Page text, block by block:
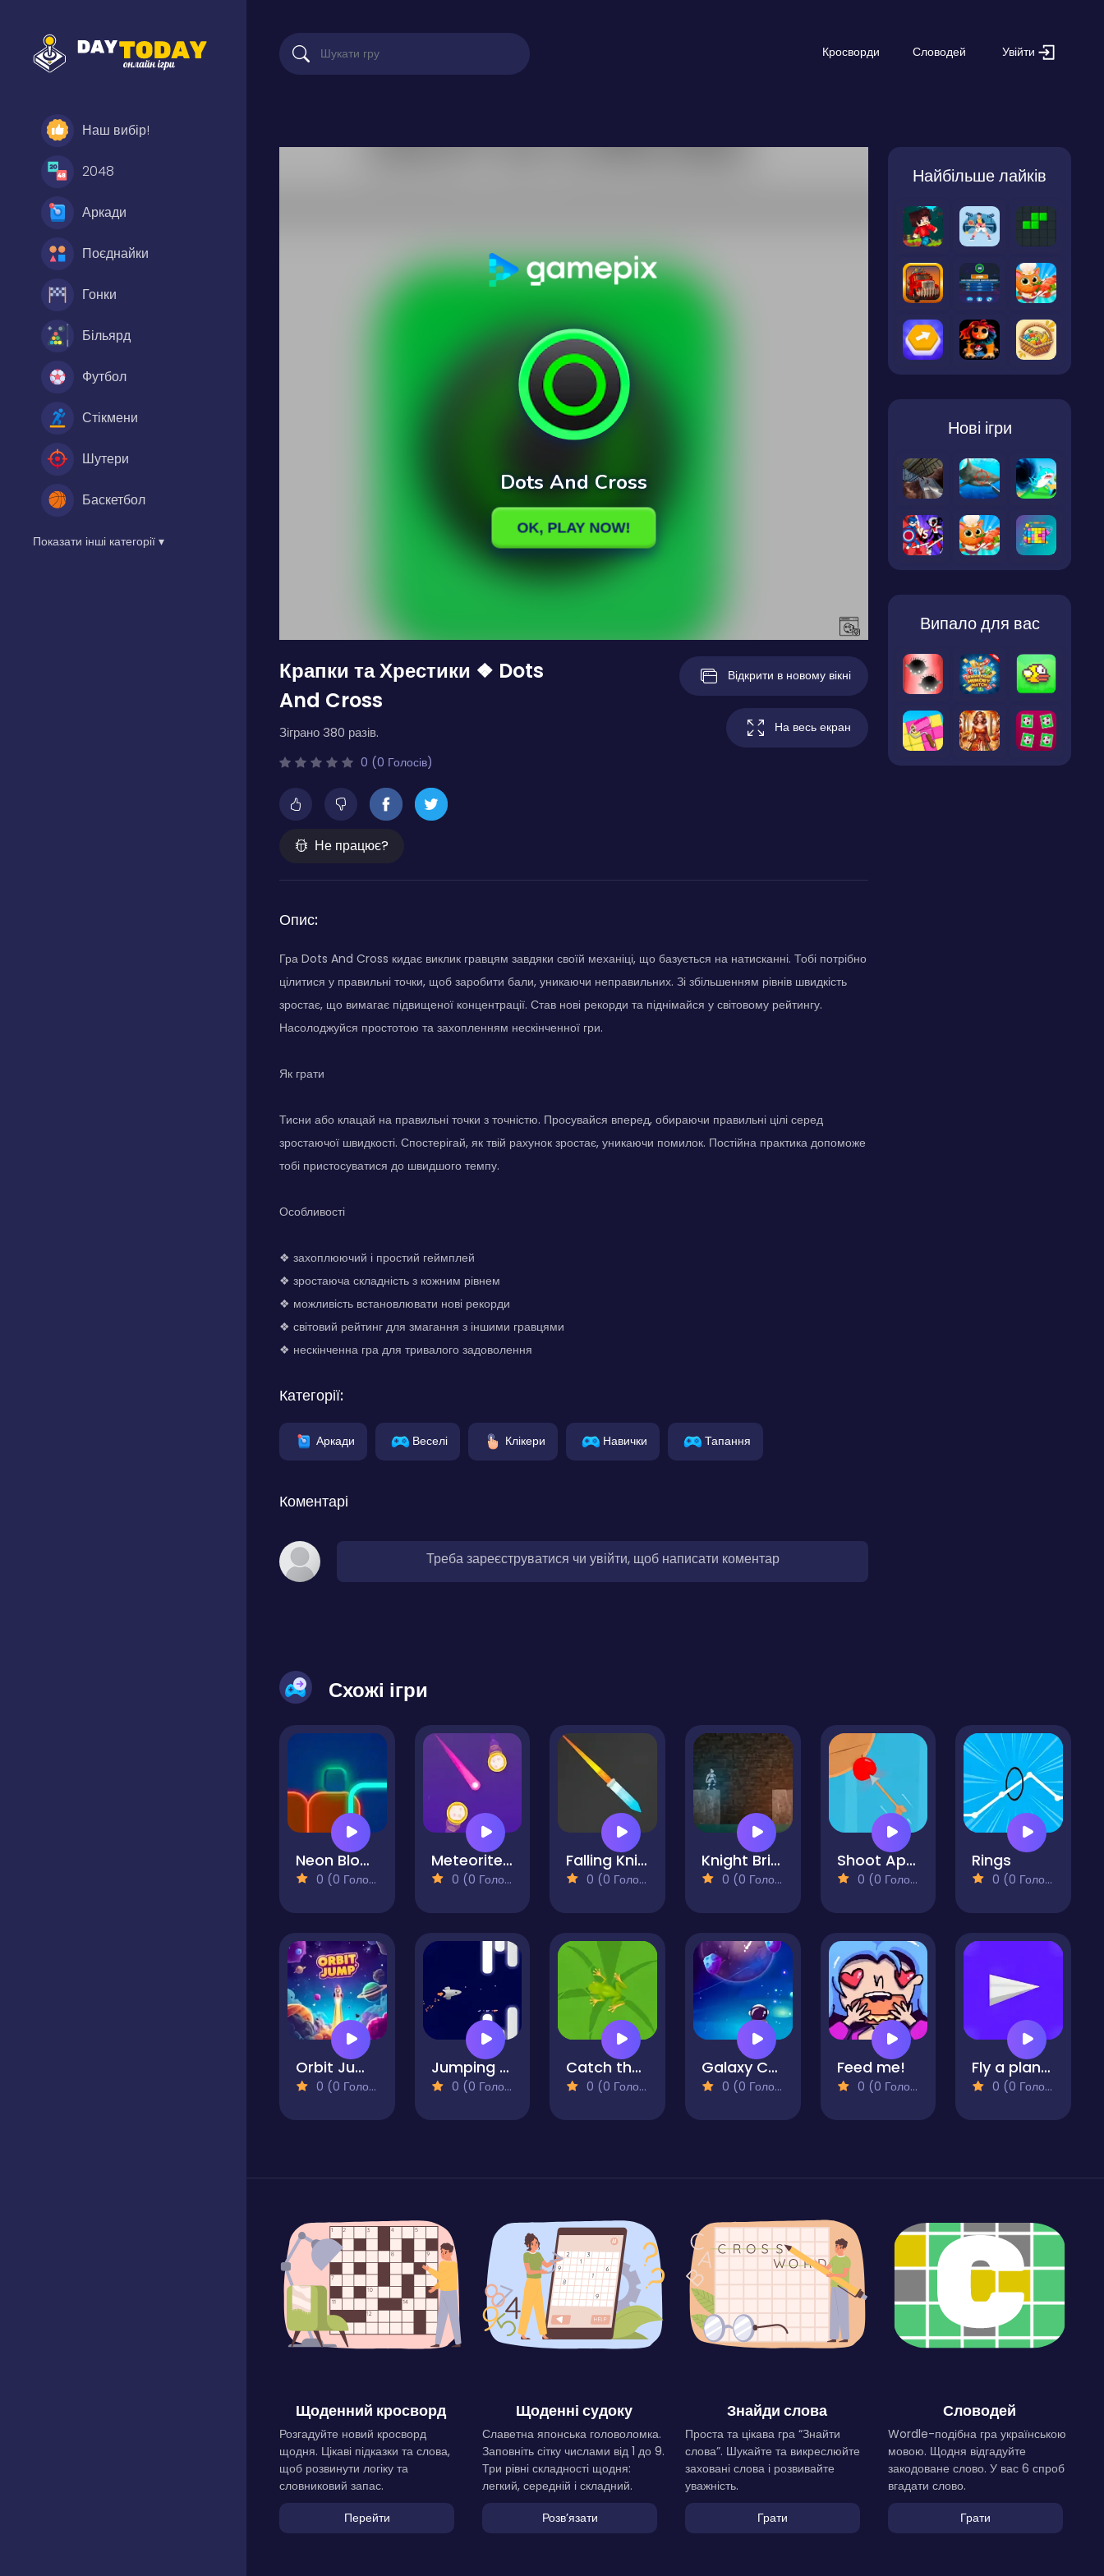
Наш вибір!
2048
Аркади
Поєднайки
Гонки
Більярд
Футбол
Стікмени
Шутери
Баскетбол
Показати інші категорії ▾
Кросворди Словодей Увійти
Крапки та Хрестики ❖ Dots
And Cross
Зіграно 380 разів.
0 (0 Голосів)
Не працює?
Відкрити в новому вікні
На весь екран
Опис:
Гра Dots And Cross кидає виклик гравцям завдяки своїй механіці, що базується на натисканні. Тобі потрібно
цілитися у правильні точки, щоб заробити бали, уникаючи неправильних. Зі збільшенням рівнів швидкість
зростає, що вимагає підвищеної концентрації. Став нові рекорди та піднімайся у світовому рейтингу.
Насолоджуйся простотою та захопленням нескінченної гри.
Як грати
Тисни або клацай на правильні точки з точністю. Просувайся вперед, обираючи правильні цілі серед
зростаючої швидкості. Спостерігай, як твій рахунок зростає, уникаючи помилок. Постійна практика допоможе
тобі пристосуватися до швидшого темпу.
Особливості
❖ захоплюючий і простий геймплей
❖ зростаюча складність з кожним рівнем
❖ можливість встановлювати нові рекорди
❖ світовий рейтинг для змагання з іншими гравцями
❖ нескінченна гра для тривалого задоволення
Категорії:
Аркади Веселі Клікери Навички Тапання
Коментарі
Треба зареєструватися чи увійти, щоб написати коментар
Найбільше лайків
Нові ігри
Випало для вас
Схожі ігри
Neon Block Arcade
0 (0 Голосів)
Meteorite - Arcade Challenge
0 (0 Голосів)
Falling Knife
0 (0 Голосів)
Knight Bridge
0 (0 Голосів)
Shoot Apples
0 (0 Голосів)
Rings
0 (0 Голосів)
Orbit Jump
0 (0 Голосів)
Jumping Ships from Outer Space
0 (0 Голосів)
Catch the Fly
0 (0 Голосів)
Galaxy Challenge
0 (0 Голосів)
Feed me!
0 (0 Голосів)
Fly a plane!
0 (0 Голосів)
Щоденний кросворд
Розгадуйте новий кросворд
щодня. Цікаві підказки та слова,
щоб розвинути логіку та
словниковий запас.
Перейти
Щоденні судоку
Славетна японська головоломка.
Заповніть сітку числами від 1 до 9.
Три рівні складності щодня:
легкий, середній і складний.
Розвʼязати
Знайди слова
Проста та цікава гра “Знайти
слова”. Шукайте та викреслюйте
заховані слова і розвивайте
уважність.
Грати
Словодей
Wordle-подібна гра українською
мовою. Щодня відгадуйте
закодоване слово. У вас 6 спроб
вгадати слово.
Грати